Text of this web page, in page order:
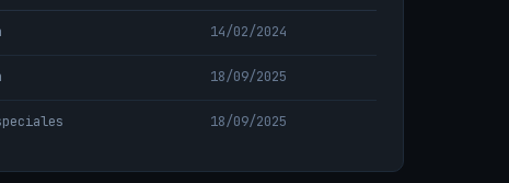
14/02/2024
18/09/2025
18/09/2025